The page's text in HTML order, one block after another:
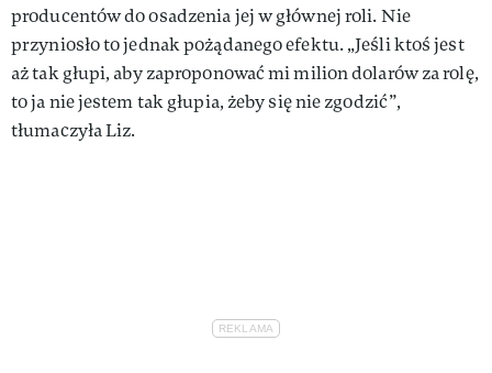
producentów do osadzenia jej w głównej roli. Nie
przyniosło to jednak pożądanego efektu. „Jeśli ktoś jest
aż tak głupi, aby zaproponować mi milion dolarów za rolę,
to ja nie jestem tak głupia, żeby się nie zgodzić”,
tłumaczyła Liz.